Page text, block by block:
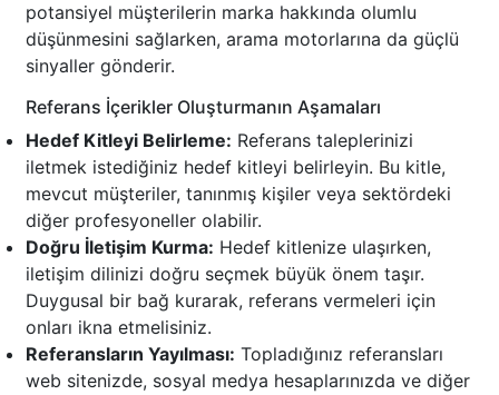
potansiyel müşterilerin marka hakkında olumlu
düşünmesini sağlarken, arama motorlarına da güçlü
sinyaller gönderir.
Referans İçerikler Oluşturmanın Aşamaları
Hedef Kitleyi Belirleme: Referans taleplerinizi
iletmek istediğiniz hedef kitleyi belirleyin. Bu kitle,
mevcut müşteriler, tanınmış kişiler veya sektördeki
diğer profesyoneller olabilir.
Doğru İletişim Kurma: Hedef kitlenize ulaşırken,
iletişim dilinizi doğru seçmek büyük önem taşır.
Duygusal bir bağ kurarak, referans vermeleri için
onları ikna etmelisiniz.
Referansların Yayılması: Topladığınız referansları
web sitenizde, sosyal medya hesaplarınızda ve diğer